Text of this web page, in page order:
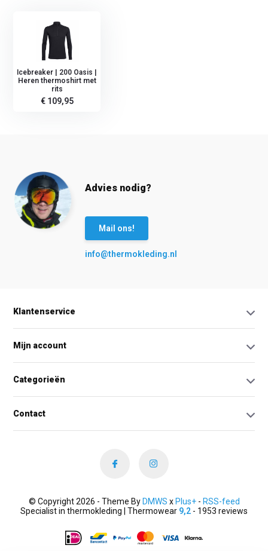
Icebreaker | 200 Oasis |
Heren thermoshirt met
rits
€ 109,95
Advies nodig?
Mail ons!
info@thermokleding.nl
Klantenservice
Mijn account
Categorieën
Contact
© Copyright 2026 - Theme By DMWS x Plus+- RSS-feed
Specialist in thermokleding | Thermowear 9,2 - 1953 reviews